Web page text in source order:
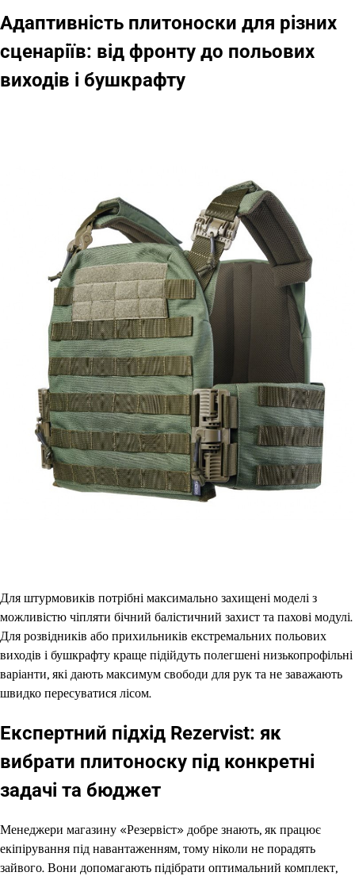
Адаптивність плитоноски для різних
сценаріїв: від фронту до польових
виходів і бушкрафту
Для штурмовиків потрібні максимально захищені моделі з
можливістю чіпляти бічний балістичний захист та пахові модулі.
Для розвідників або прихильників екстремальних польових
виходів і бушкрафту краще підійдуть полегшені низькопрофільні
варіанти, які дають максимум свободи для рук та не заважають
швидко пересуватися лісом.
Експертний підхід Rezervist: як
вибрати плитоноску під конкретні
задачі та бюджет
Менеджери магазину «Резервіст» добре знають, як працює
екіпірування під навантаженням, тому ніколи не порадять
зайвого. Вони допомагають підібрати оптимальний комплект,